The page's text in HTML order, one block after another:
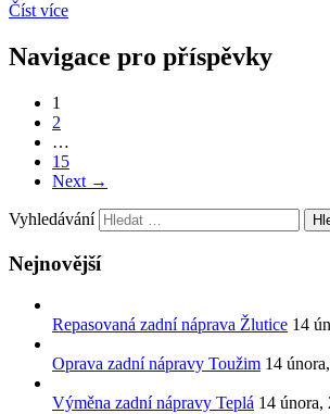
Číst více
Navigace pro příspěvky
1
2
…
15
Next →
Vyhledávání
Nejnovější
Repasovaná zadní náprava Žlutice 14
Oprava zadní nápravy Toužim 14
Výměna zadní nápravy Teplá 14 února,